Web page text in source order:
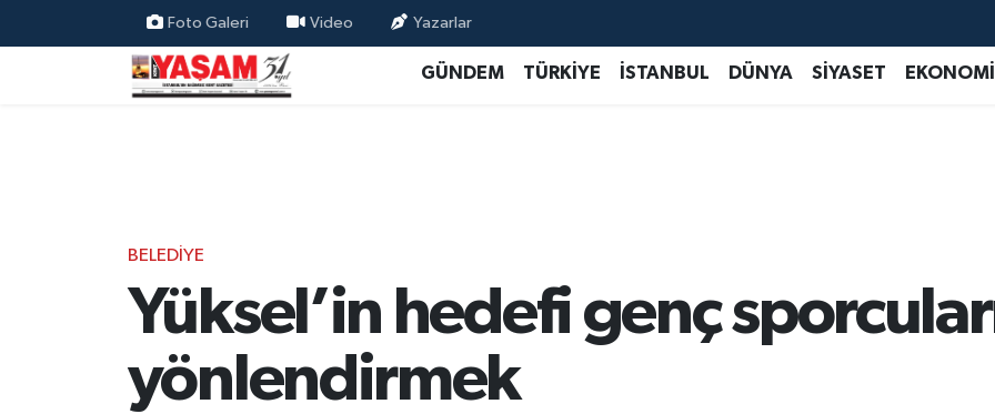
Foto Galeri Video Yazarlar
GÜNDEM TÜRKİYE İSTANBUL DÜNYA SİYASET EKONOMİ
BELEDİYE
Yüksel’in hedefi genç
yönlendirmek